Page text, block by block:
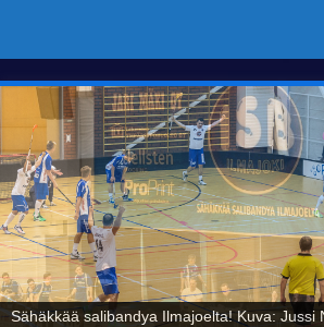
Sähäkkää salibandya Ilmajoelta! Kuva: Jussi